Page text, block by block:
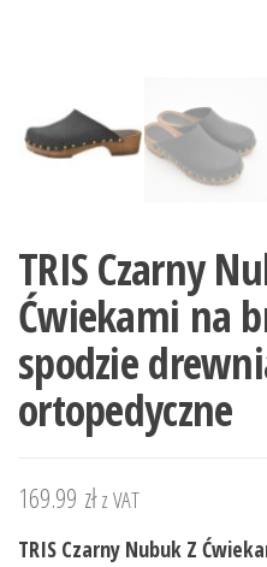
TRIS Czarny
Ćwiekami na
spodzie
ortopedyczne
169.99 złz VAT
TRIS Czarny Nubuk Z